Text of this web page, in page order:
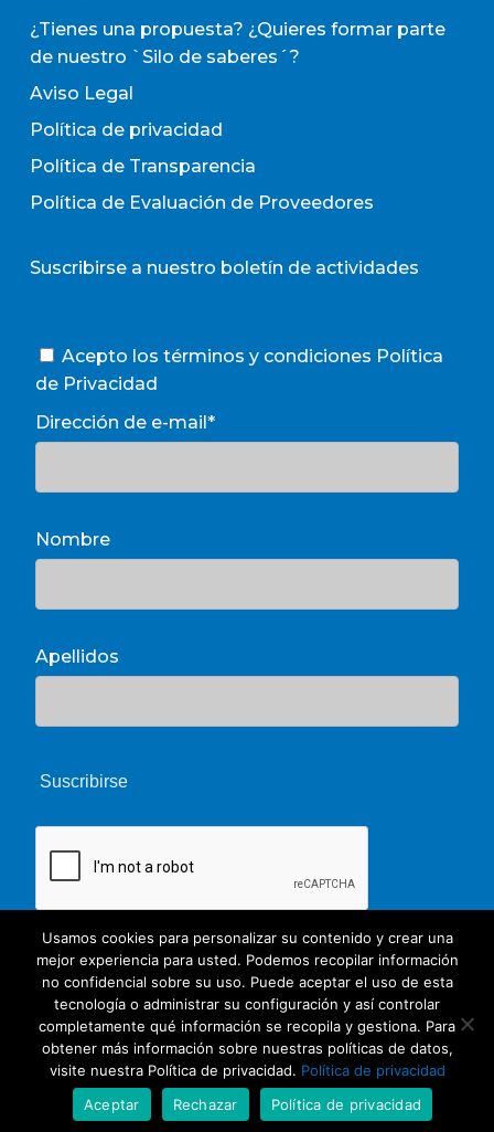
¿Tienes una propuesta? ¿Quieres formar parte
de nuestro `Silo de saberes´?
Aviso Legal
Política de privacidad
Política de Transparencia
Política de Evaluación de Proveedores
Suscribirse a nuestro boletín de actividades
Acepto los términos y condiciones Política
de Privacidad
Dirección de e-mail*
Nombre
Apellidos
© 2026 Unate. CC Creative Commons
facebook
youtubewhatsapp
phoneemail
Usamos cookies para personalizar su contenido y crear una
mejor experiencia para usted. Podemos recopilar información
no confidencial sobre su uso. Puede aceptar el uso de esta
tecnología o administrar su configuración y así controlar
completamente qué información se recopila y gestiona. Para
obtener más información sobre nuestras políticas de datos,
visite nuestra Política de privacidad. Política de privacidad
Aceptar
Rechazar Política de privacidad